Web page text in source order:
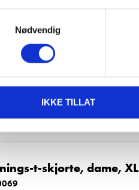
Nødvendig
IKKE TILLAT
t-skjorte, dame, L
: L
t-skjorte, dame, XL